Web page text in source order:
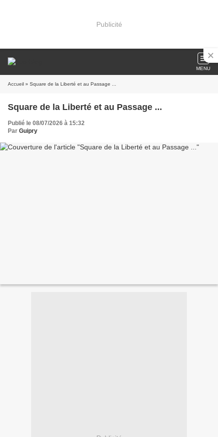
Publicité
MENU
Accueil » Square de la Liberté et au Passage ...
Square de la Liberté et au Passage ...
Publié le 08/07/2026 à 15:32
Par Guipry